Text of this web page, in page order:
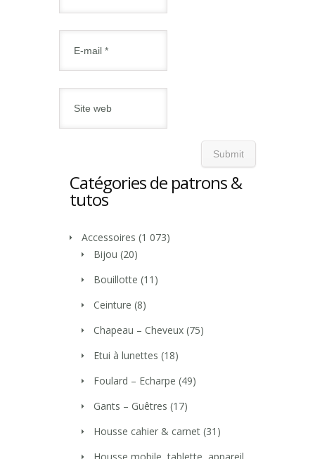
Catégories de patrons &
tutos
Accessoires (1 073)
Bijou (20)
Bouillotte (11)
Ceinture (8)
Chapeau – Cheveux (75)
Etui à lunettes (18)
Foulard – Echarpe (49)
Gants – Guêtres (17)
Housse cahier & carnet (31)